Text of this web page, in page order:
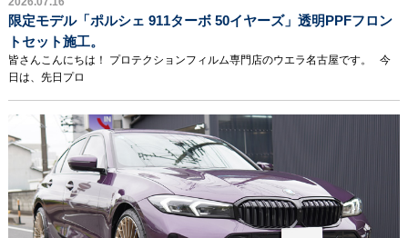
限定モデル「ポルシェ 911ターボ 50イヤーズ」透明PPFフロン
トセット施工。
皆さんこんにちは！ プロテクションフィルム専門店のウエラ名古屋です。 今
日は、先日プロ